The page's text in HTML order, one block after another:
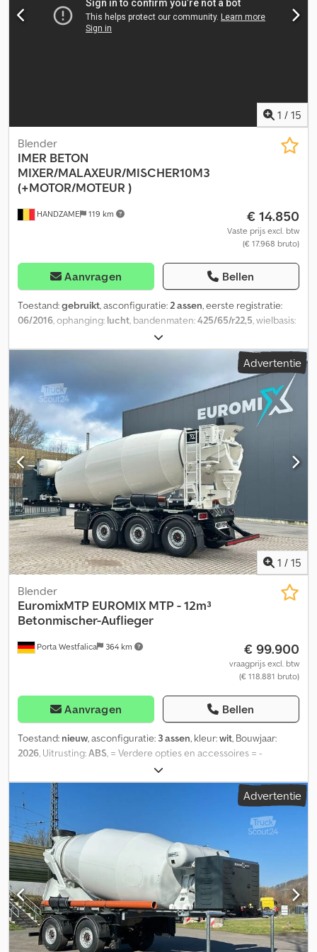
1 / 15
HANDZAME 119 km
Blender
IMER BETON
MIXER/MALAXEUR/MISCHER10M3
(+MOTOR/MOTEUR )
€ 14.850
Vaste prijs excl. btw
(€ 17.968 bruto)
Aanvragen Bellen
Toestand:gebruikt, asconfiguratie:2 assen, eerste registratie:
06/2016, ophanging: lucht, bandenmaten:425/65/r22,5, wielbasis:
, Geschikt materiaal: beton Bandenmaat:
425/65 R22,5 Vering: luchtvering Aandrijving: wielaandrijving Dsdszi
D Unjpfx Apmjck Toelaatbaar totaalgewicht: 39.000 kg Merk van
de opbouw: MOL
Advertentie
1 / 15
Porta Westfalica 364 km
Blender
EuromixMTP EUROMIX MTP - 12m³
Betonmischer-Auflieger
€ 99.900
vraagprijs excl. btw
(€ 118.881 bruto)
Aanvragen Bellen
Toestand: nieuw, asconfiguratie: 3 assen, kleur:wit, Bouwjaar:
2026, Uitrusting:ABS, = Verdere opties en accessoires = -
Luchtvering = Opmerkingen = EUROMIX MTP 12 cbm
mengoplegger EUROMIX MTP - rijdende mengeropbouw EM 12 R
- standaarduitvoering Model: EM 12 R Nominaal volume 12 m³ kant-
en-klaar beton Mengtrommel in standaardconstructie
Mengtrommel in standaarduitvoering van het materiaal S355
Mengspiralen in standaarduitvoering van het materiaal S420 MC
Versnellingsbak van het merk ZF P5300 Hydrauliekpomp Bosch
Rexroth Hydrauliekmotor Bosch Rexroth Oliekoelsysteem
geïntegreerd Mengbesturing mechanisch, start/stop elektrisch
Persluchtwaterinstallatie Wateraansluiting op het
bedieningsplatform met slang Dcodeym Sy Uopfx Apmek
Watertoevoerleiding, aan één kant met C-koppeling
Mengtrommel met een serviceklep Ladder met
Advertentie